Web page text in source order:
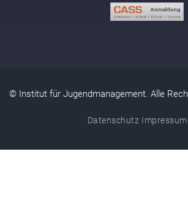
© Institut für Jugendmanagement. Alle
Datenschutz Impressum